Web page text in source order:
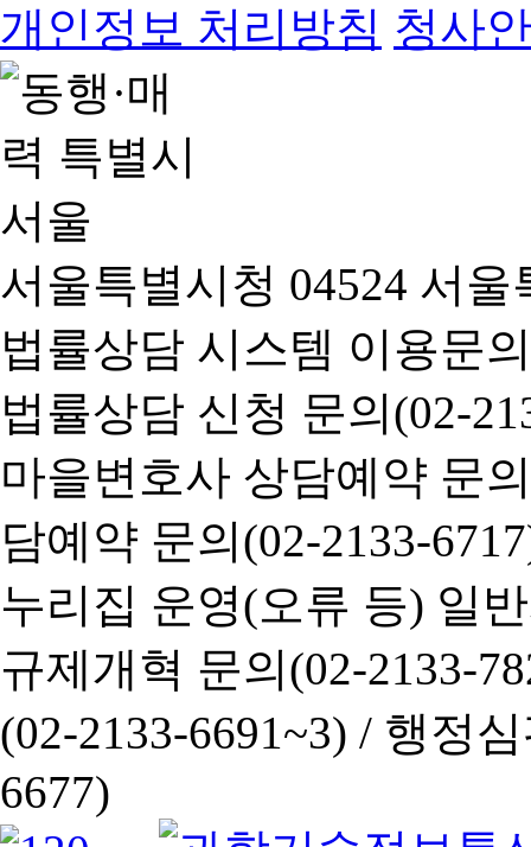
개인정보 처리방침 청사
서울특별시청 04524 서
법률상담 시스템 이용문
법률상담 신청 문의(02-
마을변호사 상담예약 문
담예약 문의(02-2133-
누리집 운영(오류 등) 일
규제개혁 문의(02-2133-
(02-2133-6691~3) / 행정심
6677)